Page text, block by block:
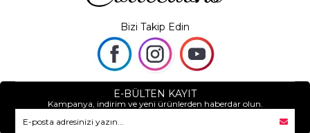
Bizi Takip Edin
E-BÜLTEN KAYIT
Kampanya, indirim ve yeni ürünlerden haberdar olun.